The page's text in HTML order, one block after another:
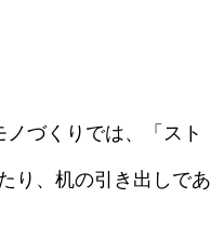
づくりでは、「スト
り、机の引き出しであ